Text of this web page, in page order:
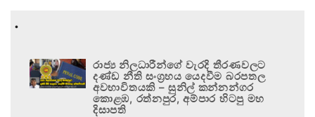
.
රාජ්‍ය නිලධාරීන්ගේ වැරදි තීරණවලට
දණ්ඩ නීති සංග්‍රහය යෙදවීම බරපතල
අවභාවිතයකි – සුනිල් කන්නන්ගර
කොළඹ, රත්නපුර, අම්පාර හිටපු මහ
දිසාපති